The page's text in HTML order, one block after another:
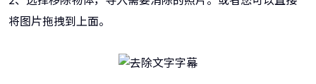
将图片拖拽到上面。